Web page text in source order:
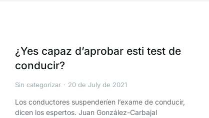
¿Yes capaz d’aprobar esti test de
conducir?
Sin categorizar 20 de July de 2021
Los conductores suspenderíen l’exame de conducir,
dicen los espertos. Juan González-Carbajal